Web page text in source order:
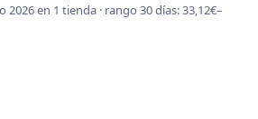
2026 en 1 tienda · rango 30 días: 33,12€–